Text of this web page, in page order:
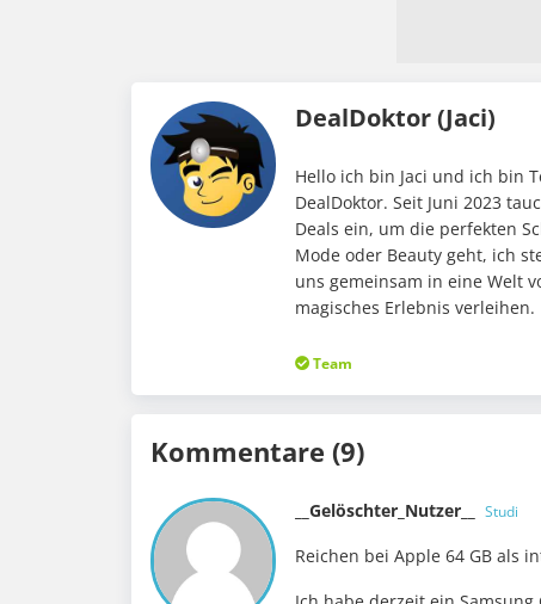
DealDoktor (Jaci)
Hello ich bin Jaci und ich bin
DealDoktor. Seit Juni 2023
Deals ein, um die perfekten
Mode oder Beauty geht, ich
uns gemeinsam in eine Welt
magisches Erlebnis verleihen.
Team
Kommentare (9)
__Gelöschter_Nutzer__ Studi
Reichen bei Apple 64 GB als